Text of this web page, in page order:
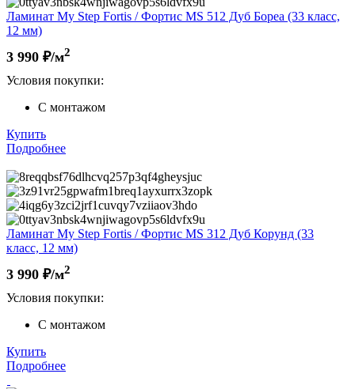
Ламинат My Step Fortis / Фортис MS 512 Дуб Бореа (33 класс,
12 мм)
3 990 ₽/м2
Условия покупки:
С монтажом
Купить
Подробнее
Ламинат My Step Fortis / Фортис MS 312 Дуб Корунд (33
класс, 12 мм)
3 990 ₽/м2
Условия покупки:
С монтажом
Купить
Подробнее